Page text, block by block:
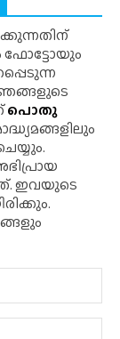
ഫോട്ടോയും
ഞങ്ങളുടെ
പൊതു
ഇവയുടെ